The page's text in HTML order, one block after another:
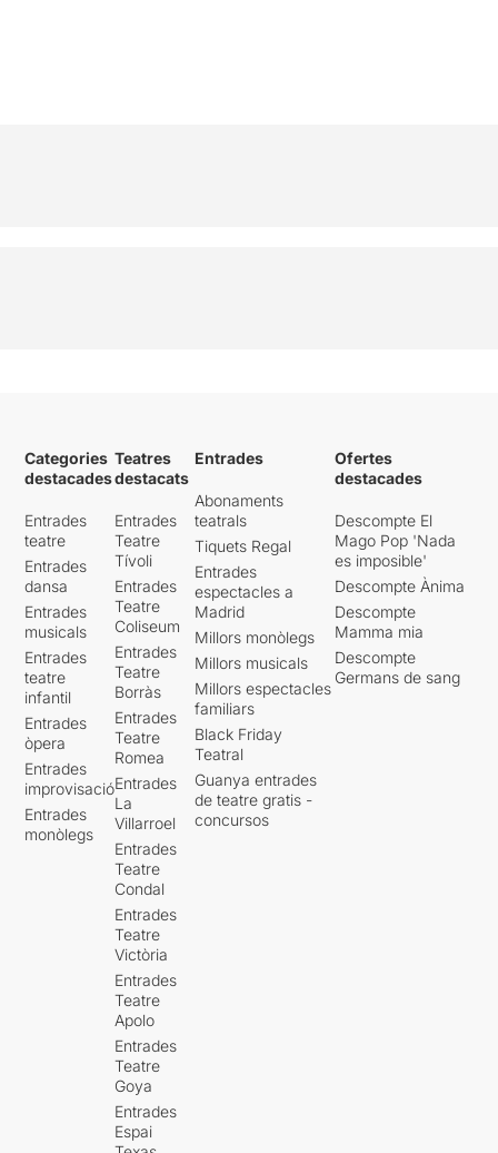
Categories
destacades
Entrades
teatre
Entrades
dansa
Entrades
musicals
Entrades
teatre
infantil
Entrades
òpera
Entrades
improvisació
Entrades
monòlegs
Teatres
destacats
Entrades
Teatre
Tívoli
Entrades
Teatre
Coliseum
Entrades
Teatre
Borràs
Entrades
Teatre
Romea
Entrades
La
Villarroel
Entrades
Teatre
Condal
Entrades
Teatre
Victòria
Entrades
Teatre
Apolo
Entrades
Teatre
Goya
Entrades
Espai
Entrades
Abonaments
teatrals
Tiquets Regal
Entrades
espectacles a
Madrid
Millors monòlegs
Millors musicals
Millors espectacles
familiars
Black Friday
Teatral
Guanya entrades
de teatre gratis -
concursos
Ofertes
destacades
Descompte El
Mago Pop 'Nada
es imposible'
Descompte Ànima
Descompte
Mamma mia
Descompte
Germans de sang